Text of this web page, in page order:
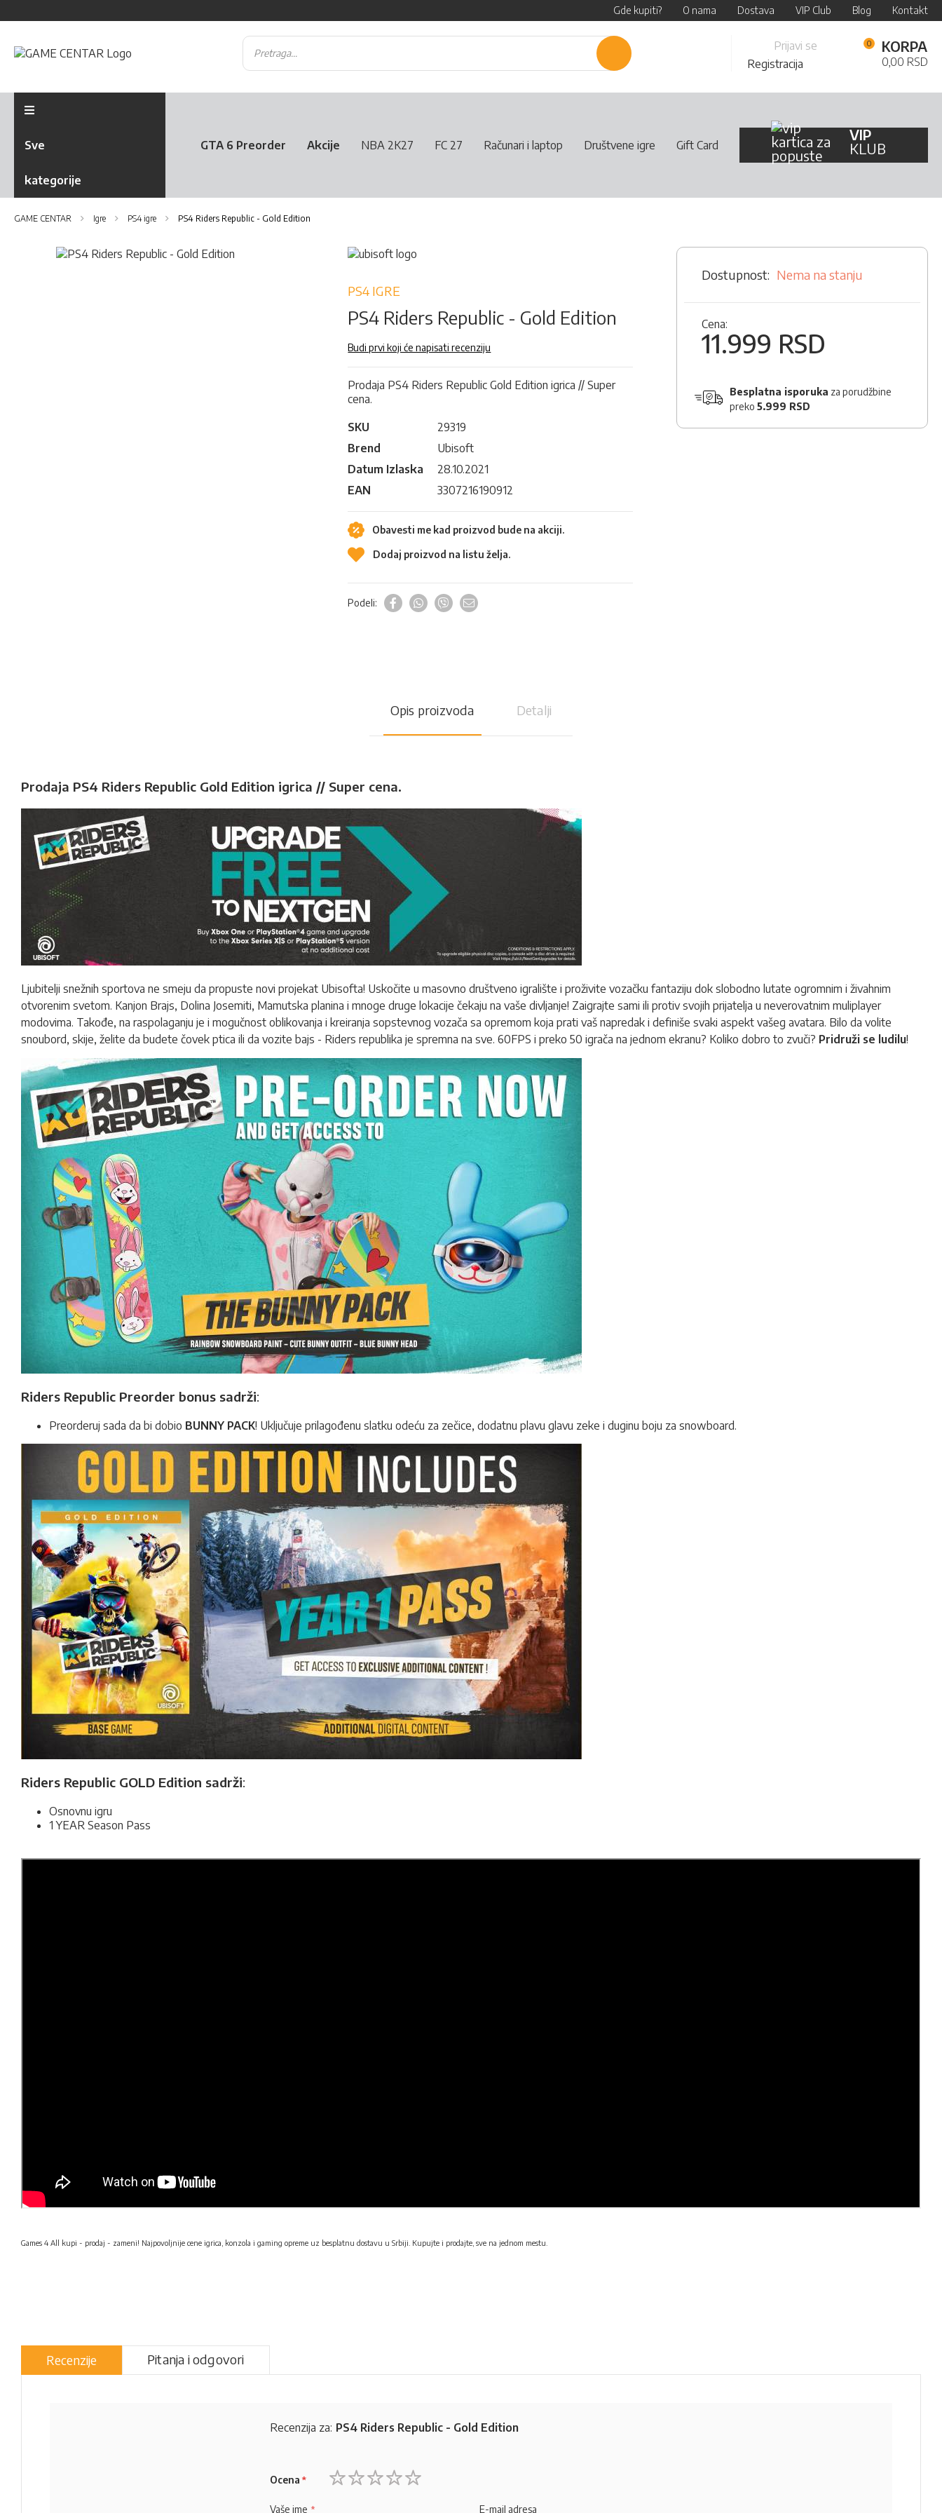
Gde kupiti? O nama Dostava VIP Club Blog Kontakt
Pretraži
Content
Prijavi se
Registracija
KORPA
0,00 RSD
Sve
kategorije
GTA 6 Preorder Akcije NBA 2K27 FC 27 Računari i laptop Društvene igre Gift Card
VIP
KLUB
GAME CENTAR Igre PS4 igre PS4 Riders Republic - Gold Edition
Skip
PS4 IGRE
PS4 Riders Republic - Gold Edition
Budi prvi koji će napisati recenziju
Prodaja PS4 Riders Republic Gold Edition igrica // Super
cena.
SKU
29319
Brend
Ubisoft
Datum Izlaska
28.10.2021
EAN
3307216190912
Obavesti me kad proizvod bude na akciji.
Dodaj proizvod na listu želja.
Podeli:
Nema na stanju
Cena:
11.999 RSD
Besplatna isporuka za porudžbine
preko 5.999 RSD
Opis proizvoda Detalji
Prodaja PS4 Riders Republic Gold Edition igrica // Super cena.
Ljubitelji snežnih sportova ne smeju da propuste novi projekat Ubisofta! Uskočite u masovno društveno igralište i proživite vozačku fantaziju dok slobodno lutate ogromnim i živahnim
otvorenim svetom. Kanjon Brajs, Dolina Josemiti, Mamutska planina i mnoge druge lokacije čekaju na vaše divljanje! Zaigrajte sami ili protiv svojih prijatelja u neverovatnim muliplayer
modovima. Takođe, na raspolaganju je i mogučnost oblikovanja i kreiranja sopstevnog vozača sa opremom koja prati vaš napredak i definiše svaki aspekt vašeg avatara. Bilo da volite
snoubord, skije, želite da budete čovek ptica ili da vozite bajs - Riders republika je spremna na sve. 60FPS i preko 50 igrača na jednom ekranu? Koliko dobro to zvuči? Pridruži se ludilu!
Riders Republic Preorder bonus sadrži:
Preorderuj sada da bi dobio BUNNY PACK! Uključuje prilagođenu slatku odeću za zečice, dodatnu plavu glavu zeke i duginu boju za snowboard.
Riders Republic GOLD Edition sadrži:
Osnovnu igru
1 YEAR Season Pass
Games 4 All kupi - prodaj - zameni! Najpovoljnije cene igrica, konzola i gaming opreme uz besplatnu dostavu u Srbiji. Kupujte i prodajte, sve na jednom mestu.
Recenzije Pitanja i odgovori
Recenzija za: PS4 Riders Republic - Gold Edition
Ocena
Vaše ime E-mail adresa